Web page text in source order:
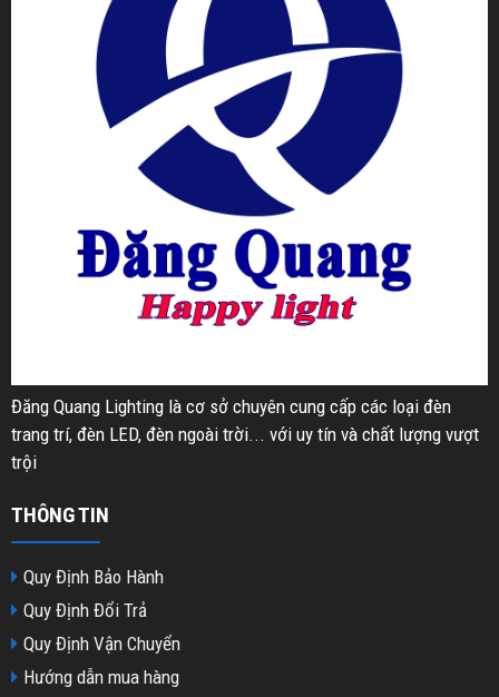
Đăng Quang Lighting là cơ sở chuyên cung cấp các loại đèn
trang trí, đèn LED, đèn ngoài trời... với uy tín và chất lượng vượt
trội
THÔNG TIN
Quy Định Bảo Hành
Quy Định Đổi Trả
Quy Định Vận Chuyển
Hướng dẫn mua hàng